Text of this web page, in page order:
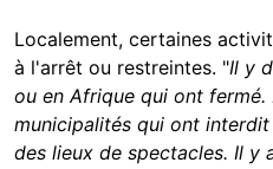
Localement, certaines
à l'arrêt ou restreintes. "Il y
ou en Afrique qui ont fermé.
municipalités qui ont
des lieux de spectacles. Il y